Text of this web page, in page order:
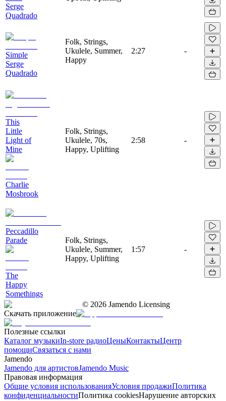
Serge
Quadrado
Simple
Serge
Quadrado
Folk, Strings,
Ukulele, Summer,
Happy
2:27 -
This
Little
Light of
Mine
Charlie
Mosbrook
Folk, Strings,
Ukulele, 70s,
Happy, Uplifting
2:58 -
Peccadillo
Parade
The
Happy
Somethings
Folk, Strings,
Ukulele, Summer,
Happy, Uplifting
1:57 -
© 2026 Jamendo Licensing
Скачать приложение
Полезные ссылки
Каталог музыкиIn-store радиоЦеныКонтактыЦентр
помощиСвязаться с нами
Jamendo
Jamendo для артистовJamendo Music
Правовая информация
Общие условия использованияУсловия продажиПолитика
конфиденциальностиПолитика cookiesНарушение авторских